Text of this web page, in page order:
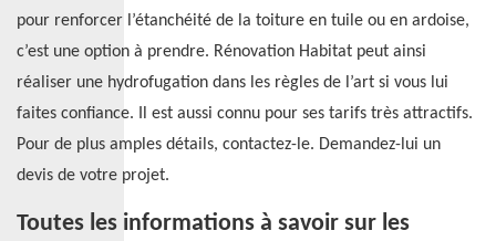
pour renforcer l’étanchéité de la toiture en tuile ou en ardoise,
c’est une option à prendre. Rénovation Habitat peut ainsi
réaliser une hydrofugation dans les règles de l’art si vous lui
faites confiance. Il est aussi connu pour ses tarifs très attractifs.
Pour de plus amples détails, contactez-le. Demandez-lui un
devis de votre projet.
Toutes les informations à savoir sur les